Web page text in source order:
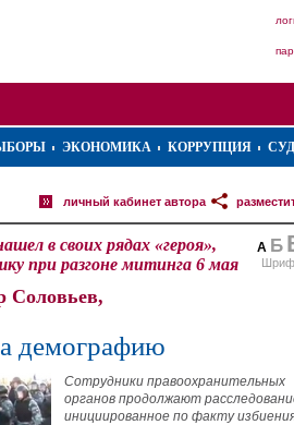
ЭКОНОМИКА КОРРУПЦИЯ СУД
личный кабинет автора
А Б
в своих рядах «героя»,
при разгоне митинга 6 мая
Соловьев,
демографию
Сотрудники правоохранительных
органов продолжают
инициированное по факту